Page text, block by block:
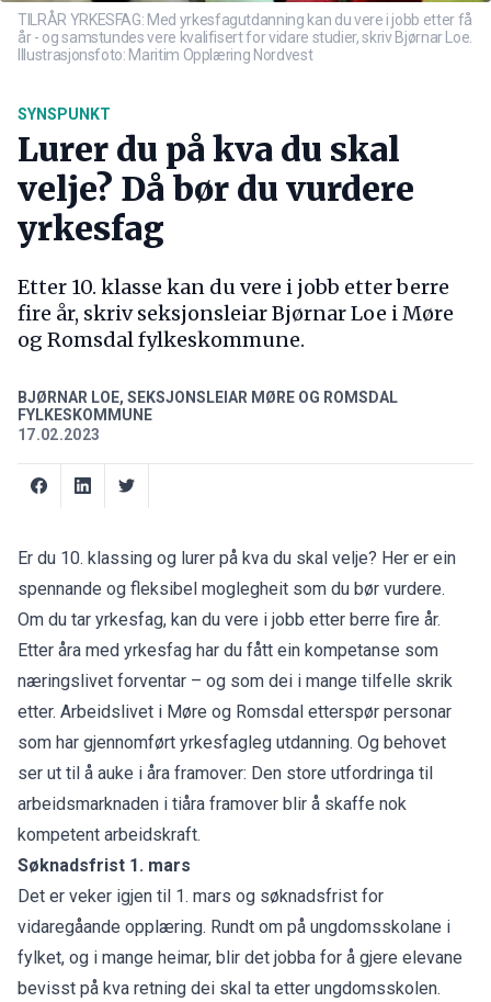
TILRÅR YRKESFAG: Med yrkesfagutdanning kan du vere i jobb etter få
år - og samstundes vere kvalifisert for vidare studier, skriv Bjørnar Loe.
Illustrasjonsfoto: Maritim Opplæring Nordvest
SYNSPUNKT
Lurer du på kva du skal
velje? Då bør du vurdere
yrkesfag
Etter 10. klasse kan du vere i jobb etter berre
fire år, skriv seksjonsleiar Bjørnar Loe i Møre
og Romsdal fylkeskommune.
BJØRNAR LOE, SEKSJONSLEIAR MØRE OG ROMSDAL
FYLKESKOMMUNE
17.02.2023
Er du 10. klassing og lurer på kva du skal velje? Her er ein
spennande og fleksibel moglegheit som du bør vurdere.
Om du tar yrkesfag, kan du vere i jobb etter berre fire år.
Etter åra med yrkesfag har du fått ein kompetanse som
næringslivet forventar – og som dei i mange tilfelle skrik
etter. Arbeidslivet i Møre og Romsdal etterspør personar
som har gjennomført yrkesfagleg utdanning. Og behovet
ser ut til å auke i åra framover: Den store utfordringa til
arbeidsmarknaden i tiåra framover blir å skaffe nok
kompetent arbeidskraft.
Søknadsfrist 1. mars
Det er veker igjen til 1. mars og søknadsfrist for
vidaregåande opplæring. Rundt om på ungdomsskolane i
fylket, og i mange heimar, blir det jobba for å gjere elevane
bevisst på kva retning dei skal ta etter ungdomsskolen.